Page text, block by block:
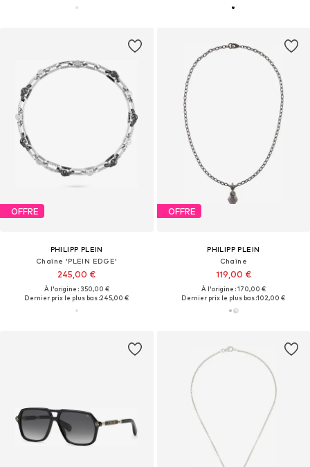
OFFRE
PHILIPP PLEIN
Chaîne 'PLEIN EDGE'
245,00 €
À l'origine : 350,00 €
Dernier prix le plus bas :245,00 €
OFFRE
PHILIPP PLEIN
Chaîne
119,00 €
À l'origine : 170,00 €
Dernier prix le plus bas :102,00 €